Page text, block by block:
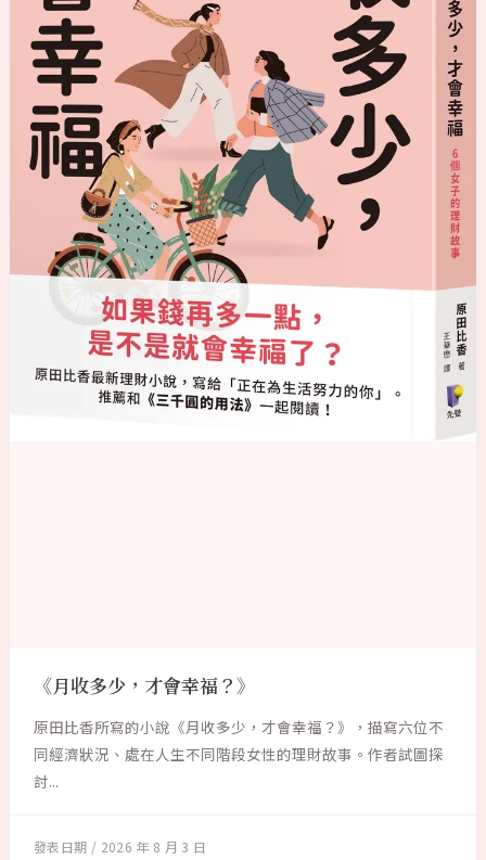
《月收多少，才會幸福？》
原田比香所寫的小說《月收多少，才會幸福？》，描寫六位不
同經濟狀況、處在人生不同階段女性的理財故事。作者試圖探
討...
2026 年 8 月 3 日